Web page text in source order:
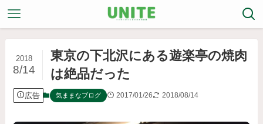
東京の下北沢にある遊楽亭の焼肉
は絶品だった
2018
8/14
広告 気ままなブログ 2017/01/26 2018/08/14